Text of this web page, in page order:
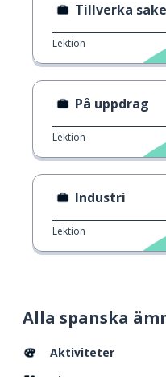
Alla spanska
Aktiviteter
Tillverka
Lektion
På uppdrag
Lektion
Industri
Lektion